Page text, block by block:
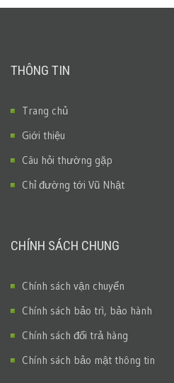
THÔNG TIN
Trang chủ
Giới thiệu
Câu hỏi thường gặp
Chỉ đường tới Vũ Nhật
CHÍNH SÁCH CHUNG
Chính sách vận chuyển
Chính sách bảo trì, bảo hành
Chính sách đổi trả hàng
Chính sách bảo mật thông tin